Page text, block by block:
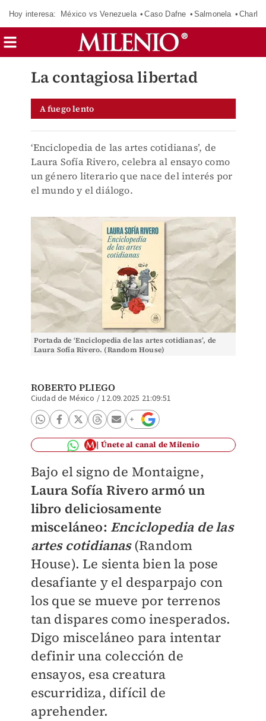
Hoy interesa: México vs Venezuela Caso Dafne Salmonela
La contagiosa libertad
A fuego lento
‘Enciclopedia de las artes cotidianas’, de
Laura Sofía Rivero, celebra al ensayo como
un género literario que nace del interés por
el mundo y el diálogo.
Portada de ‘Enciclopedia de las artes cotidianas’, de
Laura Sofía Rivero. (Random House)
ROBERTO PLIEGO
Ciudad de México /12.09.2025 21:09:51
Únete al canal de Milenio
Bajo el signo de Montaigne,
Laura Sofía Rivero armó un
libro deliciosamente
misceláneo: Enciclopedia de las
artes cotidianas(Random
House). Le sienta bien la pose
desafiante y el desparpajo con
los que se mueve por terrenos
tan dispares como inesperados.
Digo misceláneo para intentar
definir una colección de
ensayos, esa creatura
escurridiza, difícil de
aprehender.